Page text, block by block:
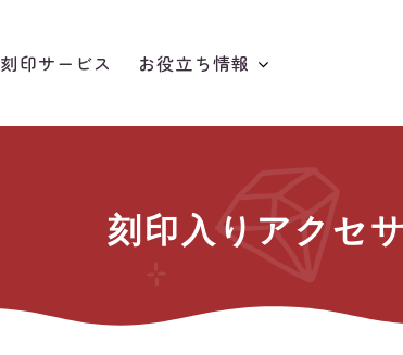
刻印サービス お役立ち情報
刻印入りアクセ